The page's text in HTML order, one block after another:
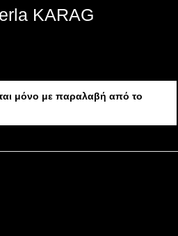
KARAG
μόνο με παραλαβή από το